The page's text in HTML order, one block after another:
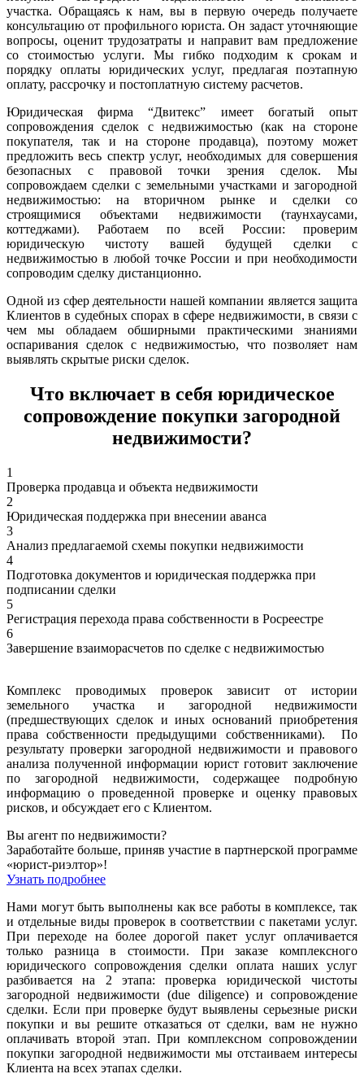
участка. Обращаясь к нам, вы в первую очередь получаете
консультацию от профильного юриста. Он задаст уточняющие
вопросы, оценит трудозатраты и направит вам предложение
со стоимостью услуги. Мы гибко подходим к срокам и
порядку оплаты юридических услуг, предлагая поэтапную
оплату, рассрочку и постоплатную систему расчетов.
Юридическая фирма “Двитекс” имеет богатый опыт
сопровождения сделок с недвижимостью (как на стороне
покупателя, так и на стороне продавца), поэтому может
предложить весь спектр услуг, необходимых для совершения
безопасных с правовой точки зрения сделок. Мы
сопровождаем сделки с земельными участками и загородной
недвижимостью: на вторичном рынке и сделки со
строящимися объектами недвижимости (таунхаусами,
коттеджами). Работаем по всей России: проверим
юридическую чистоту вашей будущей сделки с
недвижимостью в любой точке России и при необходимости
сопроводим сделку дистанционно.
Одной из сфер деятельности нашей компании является защита
Клиентов в судебных спорах в сфере недвижимости, в связи с
чем мы обладаем обширными практическими знаниями
оспаривания сделок с недвижимостью, что позволяет нам
выявлять скрытые риски сделок.
Что включает в себя юридическое
сопровождение покупки загородной
недвижимости?
1
Проверка продавца и объекта недвижимости
2
Юридическая поддержка при внесении аванса
3
Анализ предлагаемой схемы покупки недвижимости
4
Подготовка документов и юридическая поддержка при
подписании сделки
5
Регистрация перехода права собственности в Росреестре
6
Завершение взаиморасчетов по сделке с недвижимостью
Комплекс проводимых проверок зависит от истории
земельного участка и загородной недвижимости
(предшествующих сделок и иных оснований приобретения
права собственности предыдущими собственниками). По
результату проверки загородной недвижимости и правового
анализа полученной информации юрист готовит заключение
по загородной недвижимости, содержащее подробную
информацию о проведенной проверке и оценку правовых
рисков, и обсуждает его с Клиентом.
Вы агент по недвижимости?
Заработайте больше, приняв участие в партнерской программе
«юрист-риэлтор»!
Узнать подробнее
Нами могут быть выполнены как все работы в комплексе, так
и отдельные виды проверок в соответствии с пакетами услуг.
При переходе на более дорогой пакет услуг оплачивается
только разница в стоимости. При заказе комплексного
юридического сопровождения сделки оплата наших услуг
разбивается на 2 этапа: проверка юридической чистоты
загородной недвижимости (due diligence) и сопровождение
сделки. Если при проверке будут выявлены серьезные риски
покупки и вы решите отказаться от сделки, вам не нужно
оплачивать второй этап. При комплексном сопровождении
покупки загородной недвижимости мы отстаиваем интересы
Клиента на всех этапах сделки.